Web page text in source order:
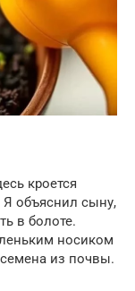
кроется
Я объяснил сыну,
в болоте.
носиком
из почвы.